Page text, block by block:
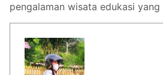
pengalaman wisata edukasi